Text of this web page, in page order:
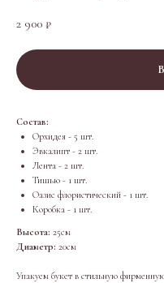
2 900 ₽
Состав:
Орхидея - 5 шт.
Эвкалипт - 2 шт.
Лента - 2 шт.
Тишью - 1 шт.
Оазис флористический - 1 шт.
Коробка - 1 шт.
Высота: 25см
Диаметр: 20см
Упакуем букет в стильную